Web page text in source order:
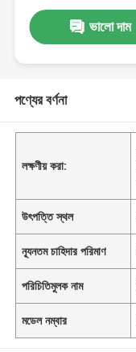
ভালো দাম
পণ্যের বর্ণনা
লক্ষণীয় করা:
উৎপত্তি স্থল
ন্যূনতম চাহিদার পরিমাণ
পরিচিতিমুলক নাম
মডেল নম্বার